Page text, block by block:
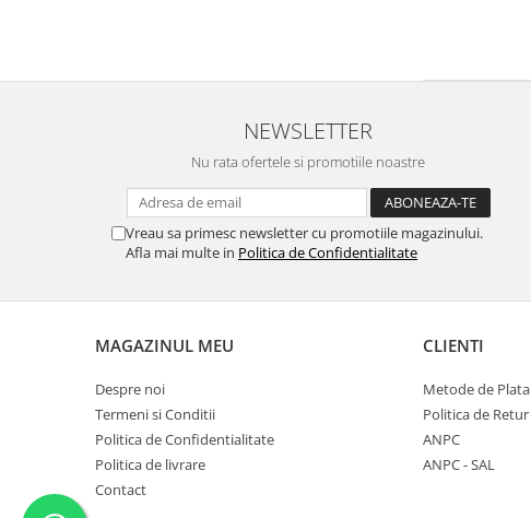
NEWSLETTER
Nu rata ofertele si promotiile noastre
Vreau sa primesc newsletter cu promotiile magazinului.
Afla mai multe in Politica de Confidentialitate
MAGAZINUL MEU
Despre noi
Termeni si Conditii
Politica de Confidentialitate
Politica de livrare
Contact
CLIENTI
Metode de Plata
Politica de Retur
ANPC
ANPC - SAL